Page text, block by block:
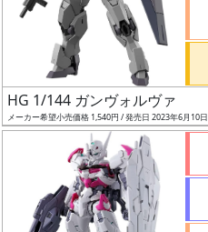
HG 1/144 ガンヴォルヴァ
メーカー希望小売価格 1,540円 / 発売日 2023年6月10日